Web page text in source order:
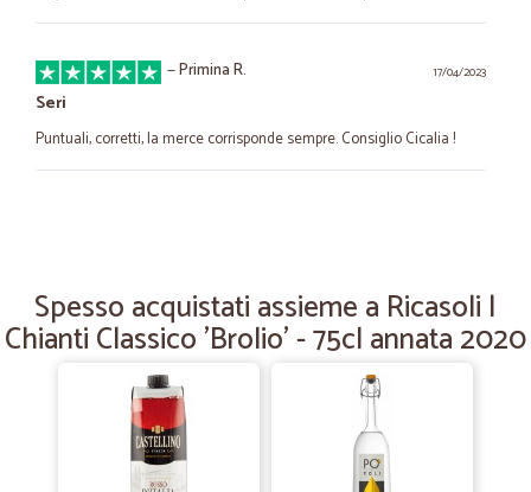
17/04/2023
—Primina R.
Seri
Puntuali, corretti, la merce corrisponde sempre. Consiglio Cicalia !
addolcitori che ho trovato ad un prezzo molto competitivo. Precisa e
puntualissima la consegna. Sicuramente acquisterò ancora qui, visto
l'assortimento dei prodotti trattati.
—Tiziana P.
Ottimobservizio
Spesso acquistati assieme a Ricasoli |
Chianti Classico 'Brolio' - 75cl annata 2020